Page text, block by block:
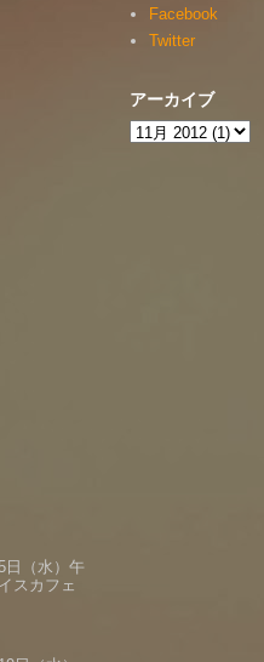
日（水）午
スカフェ
Facebook
Twitter
アーカイブ